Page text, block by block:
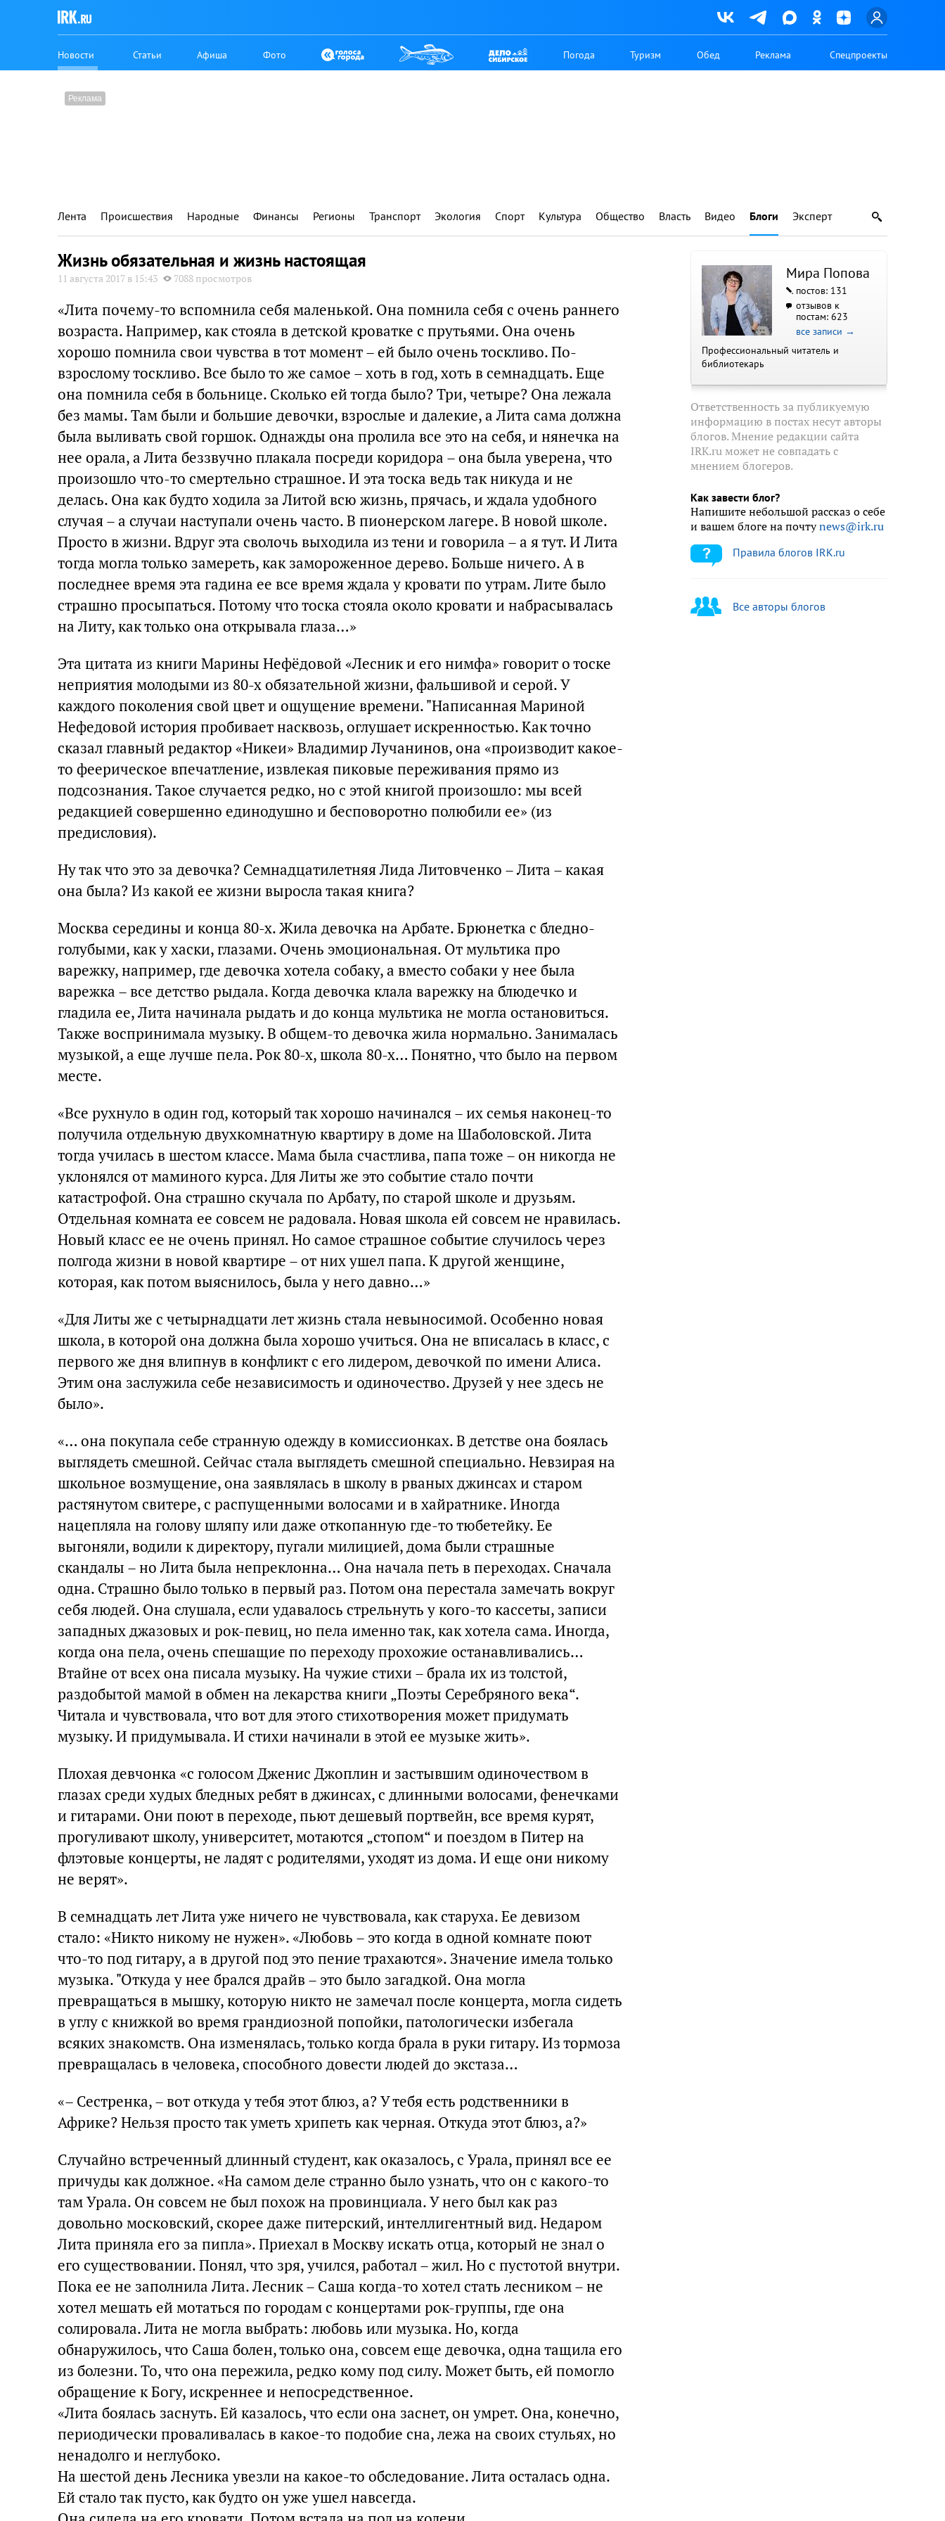
Новости Статьи Афиша Фото Погода Туризм Обед Реклама Спецпроекты
Лента Происшествия Народные Финансы Регионы Транспорт Экология Спорт Культура Общество Власть Видео Блоги Эксперт
Жизнь обязательная и жизнь настоящая
11 августа 2017 в 15:43 7088 просмотров
«Лита почему-то вспомнила себя маленькой. Она помнила себя с очень раннего
возраста. Например, как стояла в детской кроватке с прутьями. Она очень
хорошо помнила свои чувства в тот момент – ей было очень тоскливо. По-
взрослому тоскливо. Все было то же самое – хоть в год, хоть в семнадцать. Еще
она помнила себя в больнице. Сколько ей тогда было? Три, четыре? Она лежала
без мамы. Там были и большие девочки, взрослые и далекие, а Лита сама должна
была выливать свой горшок. Однажды она пролила все это на себя, и нянечка на
нее орала, а Лита беззвучно плакала посреди коридора – она была уверена, что
произошло что-то смертельно страшное. И эта тоска ведь так никуда и не
делась. Она как будто ходила за Литой всю жизнь, прячась, и ждала удобного
случая – а случаи наступали очень часто. В пионерском лагере. В новой школе.
Просто в жизни. Вдруг эта сволочь выходила из тени и говорила – а я тут. И Лита
тогда могла только замереть, как замороженное дерево. Больше ничего. А в
последнее время эта гадина ее все время ждала у кровати по утрам. Лите было
страшно просыпаться. Потому что тоска стояла около кровати и набрасывалась
на Литу, как только она открывала глаза…»
Эта цитата из книги Марины Нефёдовой «Лесник и его нимфа» говорит о тоске
неприятия молодыми из 80-х обязательной жизни, фальшивой и серой. У
каждого поколения свой цвет и ощущение времени. "Написанная Мариной
Нефедовой история пробивает насквозь, оглушает искренностью. Как точно
сказал главный редактор «Никеи» Владимир Лучанинов, она «производит какое-
то феерическое впечатление, извлекая пиковые переживания прямо из
подсознания. Такое случается редко, но с этой книгой произошло: мы всей
редакцией совершенно единодушно и бесповоротно полюбили ее» (из
предисловия).
Ну так что это за девочка? Семнадцатилетняя Лида Литовченко – Лита – какая
она была? Из какой ее жизни выросла такая книга?
Москва середины и конца 80-х. Жила девочка на Арбате. Брюнетка с бледно-
голубыми, как у хаски, глазами. Очень эмоциональная. От мультика про
варежку, например, где девочка хотела собаку, а вместо собаки у нее была
варежка – все детство рыдала. Когда девочка клала варежку на блюдечко и
гладила ее, Лита начинала рыдать и до конца мультика не могла остановиться.
Также воспринимала музыку. В общем-то девочка жила нормально. Занималась
музыкой, а еще лучше пела. Рок 80-х, школа 80-х… Понятно, что было на первом
месте.
«Все рухнуло в один год, который так хорошо начинался – их семья наконец-то
получила отдельную двухкомнатную квартиру в доме на Шаболовской. Лита
тогда училась в шестом классе. Мама была счастлива, папа тоже – он никогда не
уклонялся от маминого курса. Для Литы же это событие стало почти
катастрофой. Она страшно скучала по Арбату, по старой школе и друзьям.
Отдельная комната ее совсем не радовала. Новая школа ей совсем не нравилась.
Новый класс ее не очень принял. Но самое страшное событие случилось через
полгода жизни в новой квартире – от них ушел папа. К другой женщине,
которая, как потом выяснилось, была у него давно…»
«Для Литы же с четырнадцати лет жизнь стала невыносимой. Особенно новая
школа, в которой она должна была хорошо учиться. Она не вписалась в класс, с
первого же дня влипнув в конфликт с его лидером, девочкой по имени Алиса.
Этим она заслужила себе независимость и одиночество. Друзей у нее здесь не
было».
«… она покупала себе странную одежду в комиссионках. В детстве она боялась
выглядеть смешной. Сейчас стала выглядеть смешной специально. Невзирая на
школьное возмущение, она заявлялась в школу в рваных джинсах и старом
растянутом свитере, с распущенными волосами и в хайратнике. Иногда
нацепляла на голову шляпу или даже откопанную где-то тюбетейку. Ее
выгоняли, водили к директору, пугали милицией, дома были страшные
скандалы – но Лита была непреклонна… Она начала петь в переходах. Сначала
одна. Страшно было только в первый раз. Потом она перестала замечать вокруг
себя людей. Она слушала, если удавалось стрельнуть у кого-то кассеты, записи
западных джазовых и рок-певиц, но пела именно так, как хотела сама. Иногда,
когда она пела, очень спешащие по переходу прохожие останавливались…
Втайне от всех она писала музыку. На чужие стихи – брала их из толстой,
раздобытой мамой в обмен на лекарства книги „Поэты Серебряного века“.
Читала и чувствовала, что вот для этого стихотворения может придумать
музыку. И придумывала. И стихи начинали в этой ее музыке жить».
Плохая девчонка «с голосом Дженис Джоплин и застывшим одиночеством в
глазах среди худых бледных ребят в джинсах, с длинными волосами, фенечками
и гитарами. Они поют в переходе, пьют дешевый портвейн, все время курят,
прогуливают школу, университет, мотаются „стопом“ и поездом в Питер на
флэтовые концерты, не ладят с родителями, уходят из дома. И еще они никому
не верят».
В семнадцать лет Лита уже ничего не чувствовала, как старуха. Ее девизом
стало: «Никто никому не нужен». «Любовь – это когда в одной комнате поют
что-то под гитару, а в другой под это пение трахаются». Значение имела только
музыка. "Откуда у нее брался драйв – это было загадкой. Она могла
превращаться в мышку, которую никто не замечал после концерта, могла сидеть
в углу с книжкой во время грандиозной попойки, патологически избегала
всяких знакомств. Она изменялась, только когда брала в руки гитару. Из тормоза
превращалась в человека, способного довести людей до экстаза…
«– Сестренка, – вот откуда у тебя этот блюз, а? У тебя есть родственники в
Африке? Нельзя просто так уметь хрипеть как черная. Откуда этот блюз, а?»
Случайно встреченный длинный студент, как оказалось, с Урала, принял все ее
причуды как должное. «На самом деле странно было узнать, что он с какого-то
там Урала. Он совсем не был похож на провинциала. У него был как раз
довольно московский, скорее даже питерский, интеллигентный вид. Недаром
Лита приняла его за пипла». Приехал в Москву искать отца, который не знал о
его существовании. Понял, что зря, учился, работал – жил. Но с пустотой внутри.
Пока ее не заполнила Лита. Лесник – Саша когда-то хотел стать лесником – не
хотел мешать ей мотаться по городам с концертами рок-группы, где она
солировала. Лита не могла выбрать: любовь или музыка. Но, когда
обнаружилось, что Саша болен, только она, совсем еще девочка, одна тащила его
из болезни. То, что она пережила, редко кому под силу. Может быть, ей помогло
обращение к Богу, искреннее и непосредственное.
«Лита боялась заснуть. Ей казалось, что если она заснет, он умрет. Она, конечно,
периодически проваливалась в какое-то подобие сна, лежа на своих стульях, но
ненадолго и неглубоко.
На шестой день Лесника увезли на какое-то обследование. Лита осталась одна.
Ей стало так пусто, как будто он уже ушел навсегда.
Мира Попова
постов: 131
отзывов к
постам: 623
все записи →
Профессиональный читатель и
библиотекарь
Ответственность за публикуемую
информацию в постах несут авторы
блогов. Мнение редакции сайта
IRK.ru может не совпадать с
мнением блогеров.
Как завести блог?
Напишите небольшой рассказ о себе
и вашем блоге на почтуnews@irk.ru
Правила блогов IRK.ru
Все авторы блогов